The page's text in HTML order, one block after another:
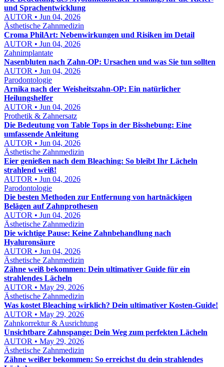
und Sprachentwicklung
AUTOR • Jun 04, 2026
Ästhetische Zahnmedizin
Croma PhilArt: Nebenwirkungen und Risiken im Detail
AUTOR • Jun 04, 2026
Zahnimplantate
Nasenbluten nach Zahn-OP: Ursachen und was Sie tun sollten
AUTOR • Jun 04, 2026
Parodontologie
Arnika nach der Weisheitszahn-OP: Ein natürlicher
Heilungshelfer
AUTOR • Jun 04, 2026
Prothetik & Zahnersatz
Die Bedeutung von Table Tops in der Bisshebung: Eine
umfassende Anleitung
AUTOR • Jun 04, 2026
Ästhetische Zahnmedizin
Eier genießen nach dem Bleaching: So bleibt Ihr Lächeln
strahlend weiß!
AUTOR • Jun 04, 2026
Parodontologie
Die besten Methoden zur Entfernung von hartnäckigen
Belägen auf Zahnprothesen
AUTOR • Jun 04, 2026
Ästhetische Zahnmedizin
Die wichtige Pause: Keine Zahnbehandlung nach
Hyaluronsäure
AUTOR • Jun 04, 2026
Ästhetische Zahnmedizin
Zähne weiß bekommen: Dein ultimativer Guide für ein
strahlendes Lächeln
AUTOR • May 29, 2026
Ästhetische Zahnmedizin
Was kostet Bleaching wirklich? Dein ultimativer Kosten-Guide!
AUTOR • May 29, 2026
Zahnkorrektur & Ausrichtung
Unsichtbare Zahnspange: Dein Weg zum perfekten Lächeln
AUTOR • May 29, 2026
Ästhetische Zahnmedizin
Zähne weißer bekommen: So erreichst du dein strahlendes